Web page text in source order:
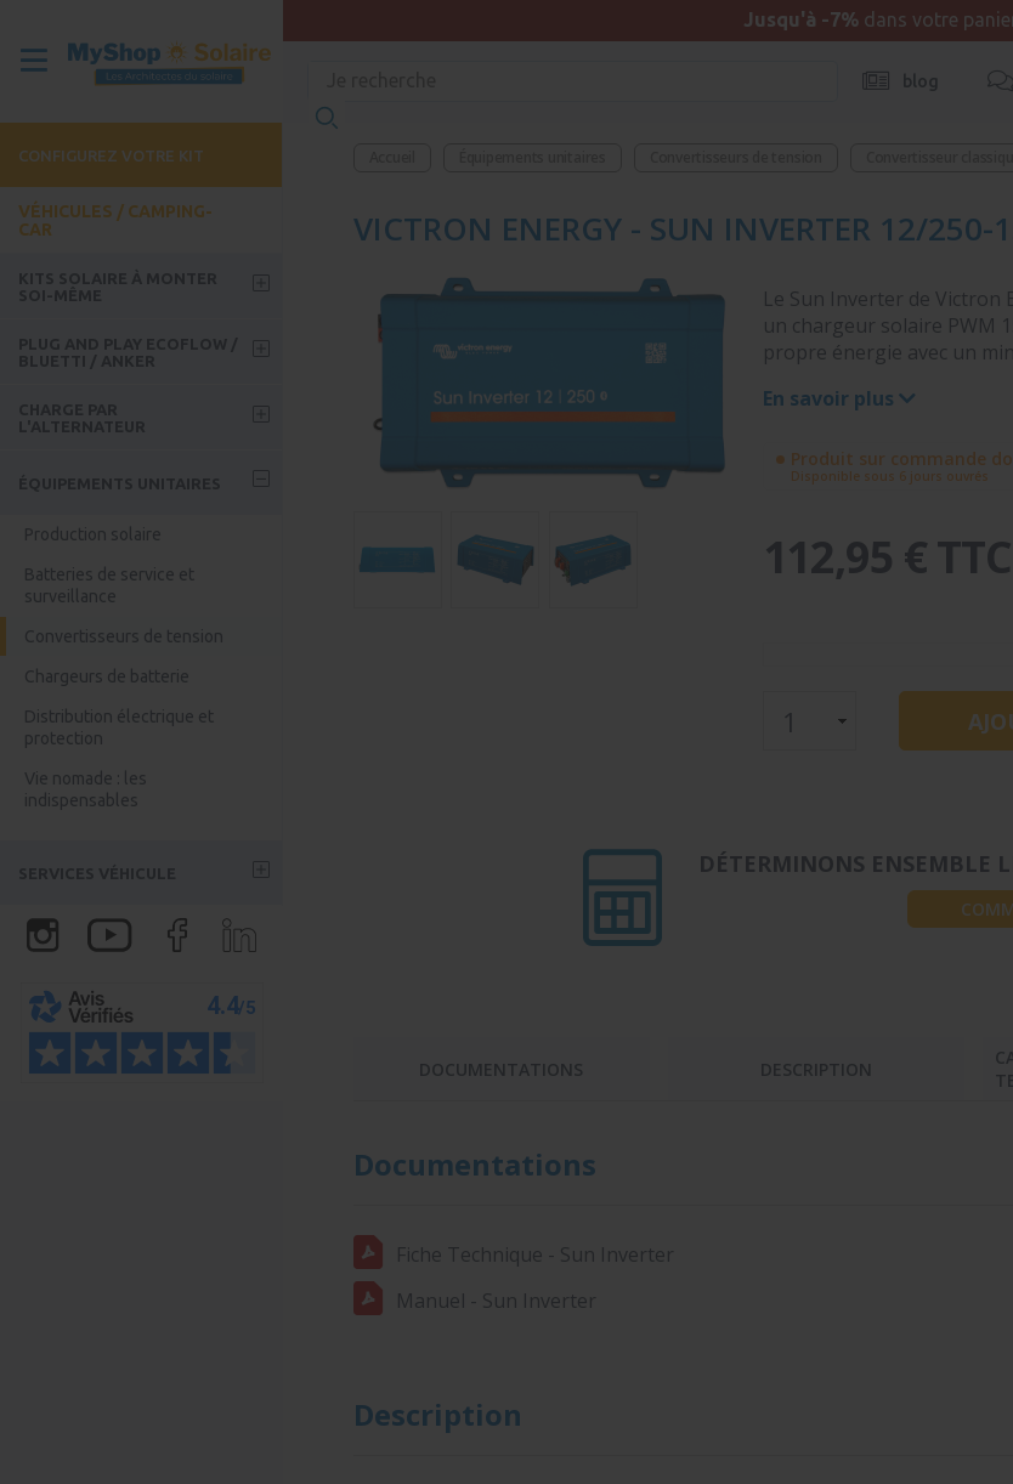
Jusqu'à -7%dans votre
blog
CONFIGUREZ VOTRE KIT
VÉHICULES / CAMPING-
CAR
Batteries Bluetti
Kits solaire Bluetti
Accessoires Bluetti
Batteries Anker
Batterie Anker
Batterie Jackery
Coupleur séparateur
Chargeur Booster DC/DC
Production solaire
Batteries de service et
surveillance
Convertisseurs de tension
Chargeurs de batterie
Distribution électrique et
protection
Vie nomade : les
indispensables
Partenaires aménageurs
Certivan - Homologation VASP
VICTRON ENERGY - SUN INVERTER 12/250-
Le Sun Inverter de Victron
un chargeur solaire PWM
propre énergie avec un
En savoir plus
Produit sur commande
Disponible sous 6 jours ouvrés
112,95 € TTC
DÉTERMINONS ENSEMBLE
DOCUMENTATIONS DESCRIPTION
Documentations
Fiche Technique - Sun Inverter
Manuel - Sun Inverter
Description